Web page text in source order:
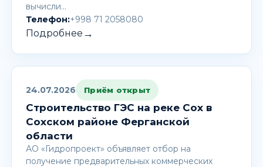
вычисли…
Телефон:+998 71 2058080
Подробнее →
24.07.2026 Приём открыт
Строительство ГЭС на реке Сох в
Сохском районе Ферганской
области
АО «Гидропроект» объявляет отбор на
получение предварительных коммерческих